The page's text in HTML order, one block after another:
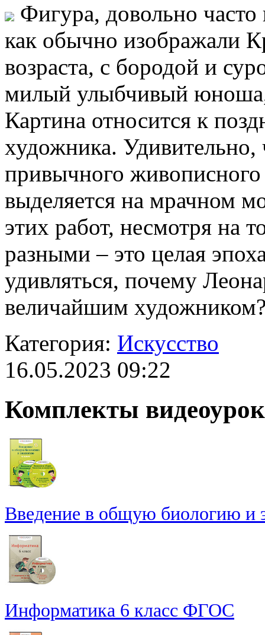
Фигура, довольно
как обычно изображали
возраста, с бородой и
милый улыбчивый юноша,
Картина относится к
художника. Удивительно,
привычного живописного
выделяется на мрачном
этих работ, несмотря на
разными – это целая
удивляться, почему
величайшим
Категория: Искусство
16.05.2023 09:22
Комплекты
Введение в общую биологию и
Информатика 6 класс ФГОС